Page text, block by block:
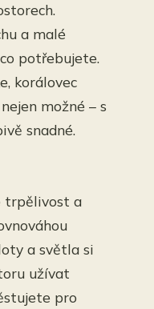
a malé
potřebujete.
korálovec
možné – s
snadné.
trpělivost a
a světla si
užívat
pro